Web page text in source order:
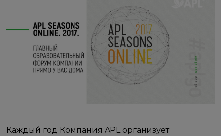
Каждый год Компания APL организует